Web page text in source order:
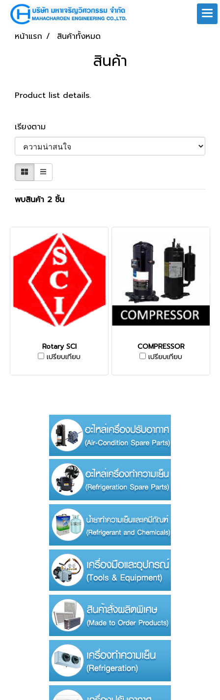
หน้าแรก สินค้าทั้งหมด
สินค้า
Product list details.
เรียงตาม
พบสินค้า 2 ชิ้น
Rotary SCI
เปรียบเทียบ
COMPRESSOR
เปรียบเทียบ